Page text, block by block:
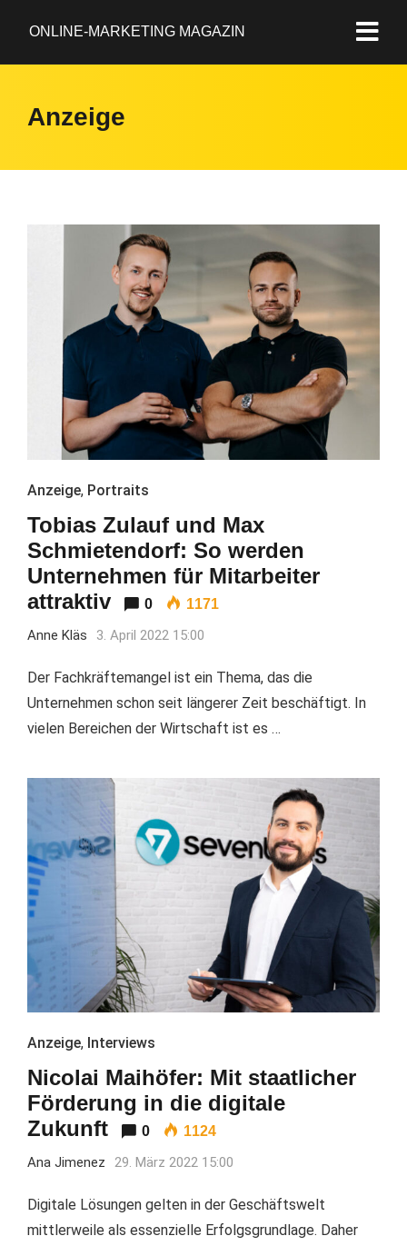
ONLINE-MARKETING MAGAZIN
Anzeige
Anzeige, Portraits
Tobias Zulauf und Max
Schmietendorf: So werden
Unternehmen für Mitarbeiter
attraktiv
0 1171
Anne Kläs 3. April 2022 15:00
Der Fachkräftemangel ist ein Thema, das die
Unternehmen schon seit längerer Zeit beschäftigt. In
vielen Bereichen der Wirtschaft ist es …
Anzeige, Interviews
Nicolai Maihöfer: Mit staatlicher
Förderung in die digitale
Zukunft
0 1124
Ana Jimenez 29. März 2022 15:00
Digitale Lösungen gelten in der Geschäftswelt
mittlerweile als essenzielle Erfolgsgrundlage. Daher